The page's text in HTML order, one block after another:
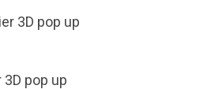
3D pop up